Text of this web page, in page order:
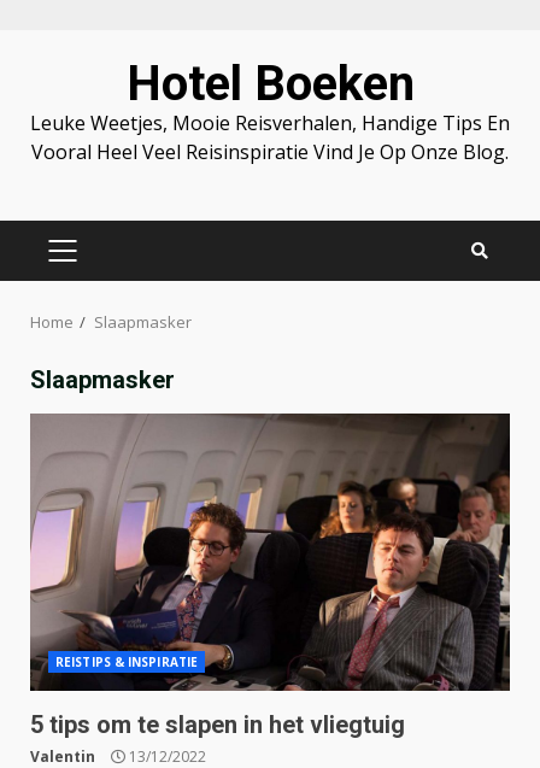
Hotel Boeken
Leuke Weetjes, Mooie Reisverhalen, Handige Tips En
Vooral Heel Veel Reisinspiratie Vind Je Op Onze Blog.
PRIMARY
Home Slaapmasker
Slaapmasker
REISTIPS & INSPIRATIE
5 tips om te slapen in het vliegtuig
Valentin 13/12/2022